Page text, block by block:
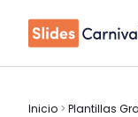
Inicio > Plantillas